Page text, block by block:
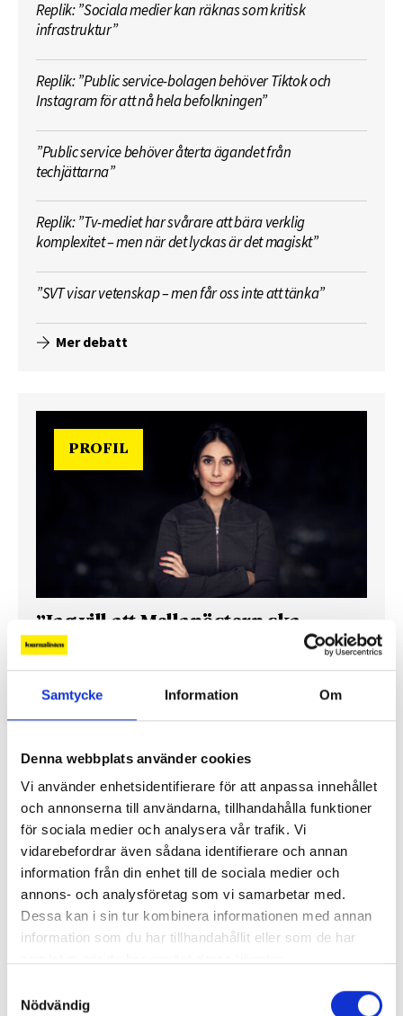
Samtycke Information Om
Denna webbplats använder cookies
Vi använder enhetsidentifierare för att anpassa innehållet
och annonserna till användarna, tillhandahålla funktioner
för sociala medier och analysera vår trafik. Vi
vidarebefordrar även sådana identifierare och annan
information från din enhet till de sociala medier och
annons- och analysföretag som vi samarbetar med.
Dessa kan i sin tur kombinera informationen med annan
information som du har tillhandahållit eller som de har
Nödvändig
Replik: ”Sociala medier kan räknas som kritisk
infrastruktur”
Replik: ”Public service-bolagen behöver Tiktok och
Instagram för att nå hela befolkningen”
”Public service behöver återta ägandet från
techjättarna”
Replik: ”Tv-mediet har svårare att bära verklig
komplexitet – men när det lyckas är det magiskt”
”SVT visar vetenskap – men får oss inte att tänka”
Mer debatt
PROFIL
”Jag vill att Mellanöstern ska
kännas nära”
Gilda Hamidi-Nia
Fler profiler
Lönerna – redaktion för redaktion